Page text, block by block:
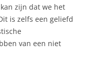
zijn dat we het
is zelfs een geliefd
van een niet